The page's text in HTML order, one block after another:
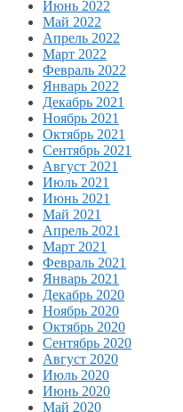
Июнь 2022
Май 2022
Апрель 2022
Март 2022
Февраль 2022
Январь 2022
Декабрь 2021
Ноябрь 2021
Октябрь 2021
Сентябрь 2021
Август 2021
Июль 2021
Июнь 2021
Май 2021
Апрель 2021
Март 2021
Февраль 2021
Январь 2021
Декабрь 2020
Ноябрь 2020
Октябрь 2020
Сентябрь 2020
Август 2020
Июль 2020
Июнь 2020
Май 2020